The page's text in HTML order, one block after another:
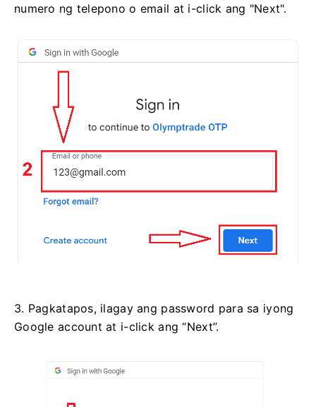
numero ng telepono o email at i-click ang "Next".
3. Pagkatapos, ilagay ang password para sa iyong
Google account at i-click ang “Next”.